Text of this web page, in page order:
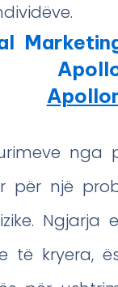
nga
për një
Ngjarja
të kryera,